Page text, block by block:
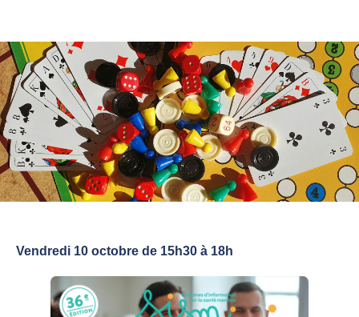
Vendredi 10 octobre de 15h30 à 18h